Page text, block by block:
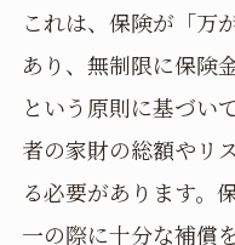
これは、保険が「万
あり、無制限に保険
という原則に基づい
者の家財の総額やリ
る必要があります。
一の際に十分な補償